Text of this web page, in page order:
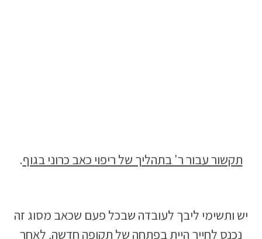
תקשור עבור ר' בתהליך של ריפוי כאב כרוני בגוף.
יש ותשימי ליבך לעובדה שבכל פעם שכאב מסוג זה
נכנס לחייך היית בפתחה של תקופה חדשה, לאחר